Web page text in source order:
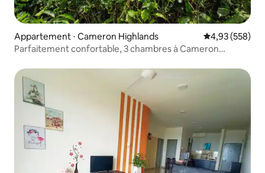
Appartement ⋅ Cameron Highlands Évaluation
4,93 (558)
Parfaitement confortable, 3 chambres à Cameron